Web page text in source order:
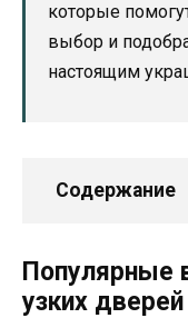
которые
выбор и
настоящим
Содержание
узких дверей